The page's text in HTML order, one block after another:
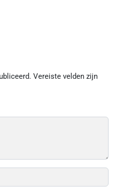
Vereiste velden zijn